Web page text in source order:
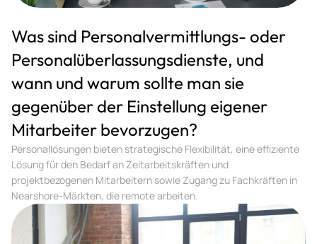
Was sind Personalvermittlungs- oder
Personalüberlassungsdienste, und
wann und warum sollte man sie
gegenüber der Einstellung eigener
Mitarbeiter bevorzugen?
Personallösungen bieten strategische Flexibilität, eine effiziente
Lösung für den Bedarf an Zeitarbeitskräften und
projektbezogenen Mitarbeitern sowie Zugang zu Fachkräften in
Nearshore-Märkten, die remote arbeiten.